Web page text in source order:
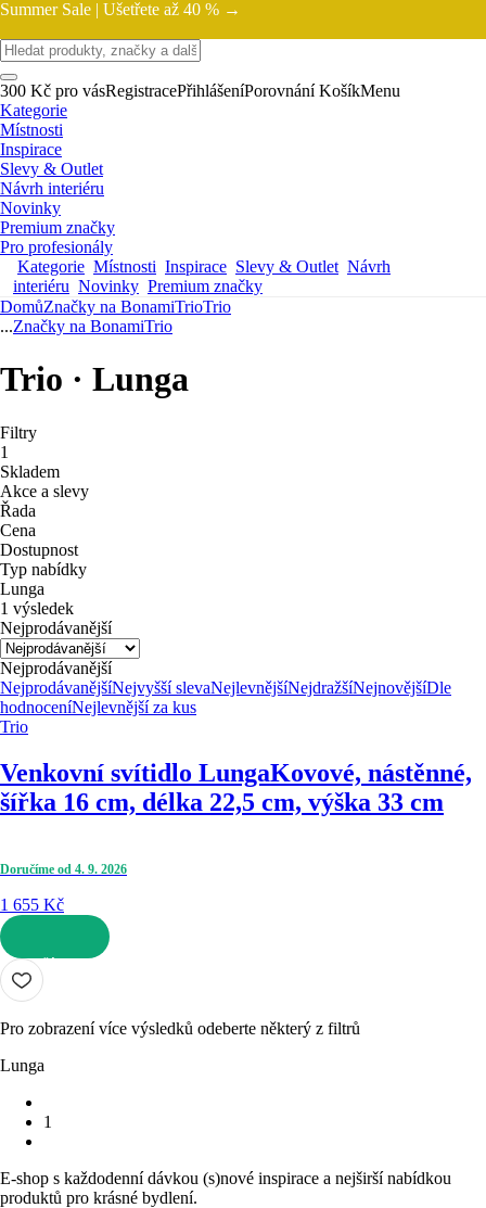
Summer Sale | Ušetřete až 40 % →
300 Kč pro vásRegistracePřihlášeníPorovnání KošíkMenu
Kategorie
Místnosti
Inspirace
Slevy & Outlet
Návrh interiéru
Novinky
Premium značky
Pro profesionály
Kategorie Místnosti Inspirace Slevy & Outlet Návrh
interiéru Novinky Premium značky
DomůZnačky na BonamiTrioTrio
...Značky na BonamiTrio
Trio · Lunga
Filtry
1
Skladem
Akce a slevy
Řada
Cena
Dostupnost
Typ nabídky
Lunga
1 výsledek
Nejprodávanější
Nejprodávanější
NejprodávanějšíNejvyšší slevaNejlevnějšíNejdražšíNejnovějšíDle
hodnoceníNejlevnější za kus
Trio
Venkovní svítidlo LungaKovové, nástěnné,
šířka 16 cm, délka 22,5 cm, výška 33 cm
Doručíme od 4. 9. 2026
1 655 Kč
DO KOŠÍKU
Pro zobrazení více výsledků odeberte některý z filtrů
Lunga
1
E-shop s každodenní dávkou (s)nové inspirace a nejširší nabídkou
produktů pro krásné bydlení.